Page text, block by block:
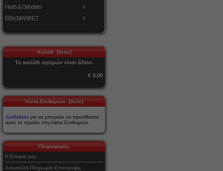
Herb & Grinders
Είδη MARKET
Καλάθι [δείτε]
Το καλάθι αγορών είναι άδειο.
€ 0,00
Λίστα Επιθυμιών [δείτε]
Συνδεθείτε για να μπορείτε να προσθέσετε
αυτό το προϊόν στη Λίστα Επιθυμιών.
Πληροφορίες
Η Εταιρία μας
Αποστολή-Πληρωμές-Επιστροφές